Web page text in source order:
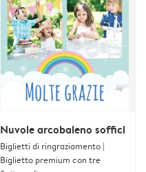
Nuvole arcobaleno soffici
Biglietti di ringraziamento |
Biglietto premium con tre